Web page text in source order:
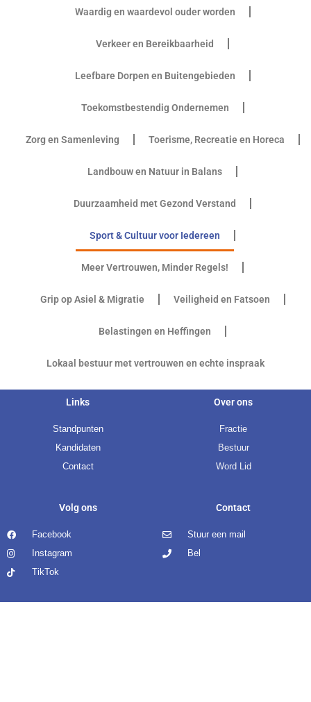
Waardig en waardevol ouder worden
Verkeer en Bereikbaarheid
Leefbare Dorpen en Buitengebieden
Toekomstbestendig Ondernemen
Zorg en Samenleving Toerisme, Recreatie en Horeca
Landbouw en Natuur in Balans
Duurzaamheid met Gezond Verstand
Sport & Cultuur voor Iedereen
Meer Vertrouwen, Minder Regels!
Grip op Asiel & Migratie Veiligheid en Fatsoen
Belastingen en Heffingen
Lokaal bestuur met vertrouwen en echte inspraak
Links
Standpunten
Kandidaten
Contact
Over ons
Fractie
Bestuur
Word Lid
Volg ons
Facebook
Instagram
TikTok
Contact
Stuur een mail
Bel